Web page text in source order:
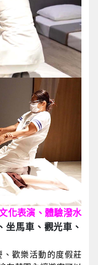
化表演、體驗潑水
坐馬車、觀光車、
歡樂活動的度假莊